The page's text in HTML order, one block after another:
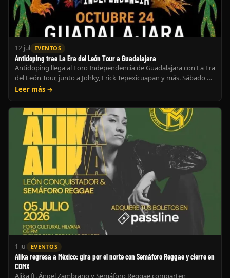
12 jul EVENTOS
Antidoping trae La Era del León Tour a Guadalajara
Antidoping llega al Foro Independencia de Guadalajara con La Era
del León Tour, junto a Johky, Erick Tepexicuapan y más. Sábado 24
de octubre.
Leer más →
1 jul EVENTOS
Alika regresa a México: gira por el norte con Semáforo Reggae y cierre en
CDMX
Alika ft. Ángel Zambrano y Semáforo Reggae comparten